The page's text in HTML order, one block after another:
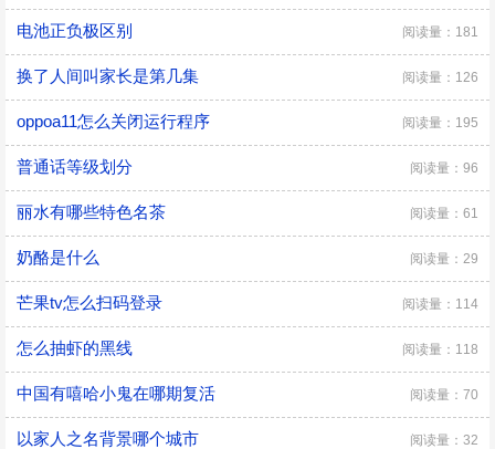
电池正负极区别 阅读量：181
换了人间叫家长是第几集 阅读量：126
oppoa11怎么关闭运行程序 阅读量：195
普通话等级划分 阅读量：96
丽水有哪些特色名茶 阅读量：61
奶酪是什么 阅读量：29
芒果tv怎么扫码登录 阅读量：114
怎么抽虾的黑线 阅读量：118
中国有嘻哈小鬼在哪期复活 阅读量：70
以家人之名背景哪个城市 阅读量：32